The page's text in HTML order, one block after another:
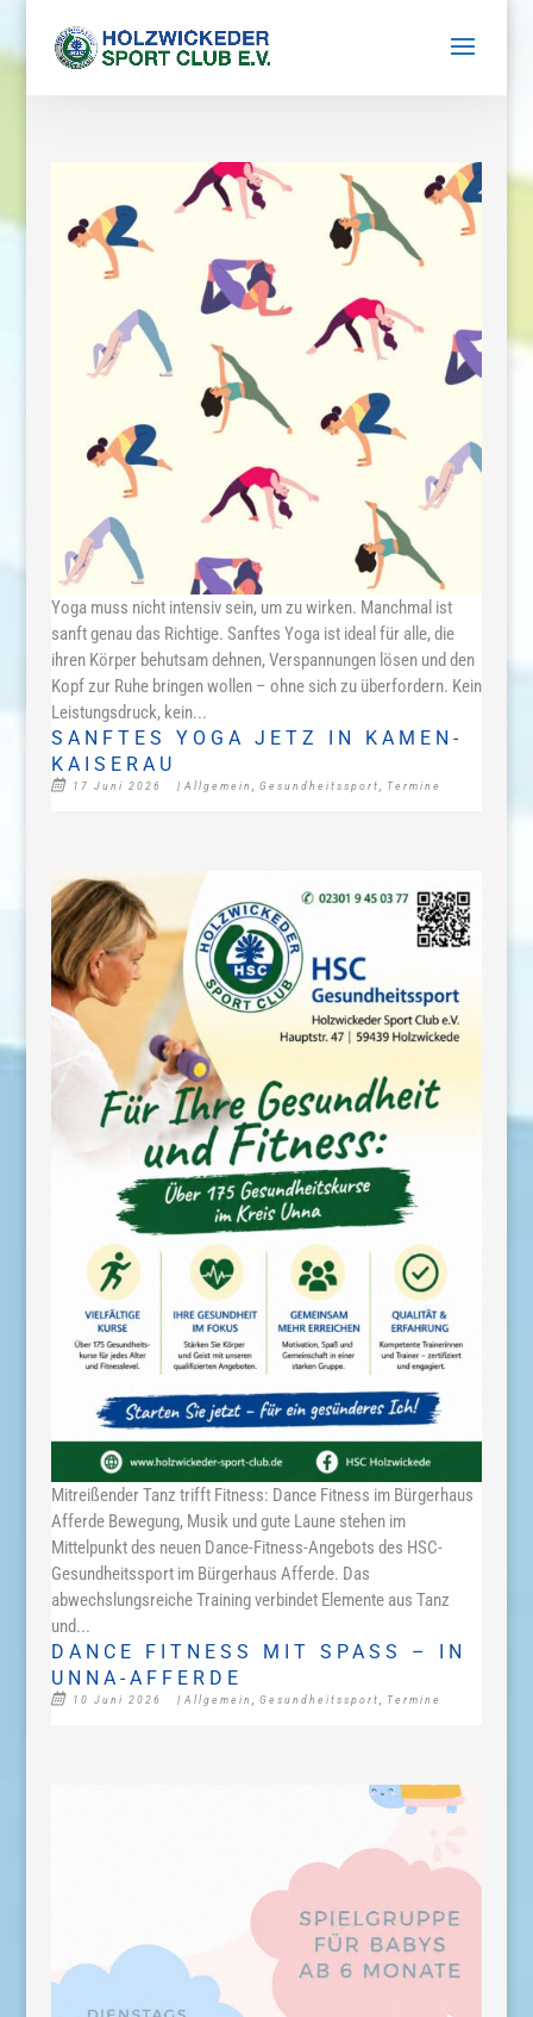
SANFTES YOGA JETZ IN KAMEN-
KAISERAU
17 Juni 2026 | Allgemein Gesundheitssport Termine
Yoga muss nicht intensiv sein, um zu wirken. Manchmal ist
sanft genau das Richtige. Sanftes Yoga ist ideal für alle, die
ihren Körper behutsam dehnen, Verspannungen lösen und den
Kopf zur Ruhe bringen wollen – ohne sich zu überfordern. Kein
Leistungsdruck, kein...
DANCE FITNESS MIT SPASS – IN U
NNA-AFFERDE
10 Juni 2026 | Allgemein Gesundheitssport Termine
Mitreißender Tanz trifft Fitness: Dance Fitness im Bürgerhaus
Afferde Bewegung, Musik und gute Laune stehen im
Mittelpunkt des neuen Dance-Fitness-Angebots des HSC-
Gesundheitssport im Bürgerhaus Afferde. Das
abwechslungsreiche Training verbindet Elemente aus Tanz
und...